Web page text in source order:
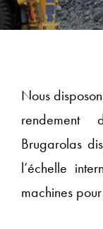
Nous
rendement
Brugarolas
l’échelle
machines